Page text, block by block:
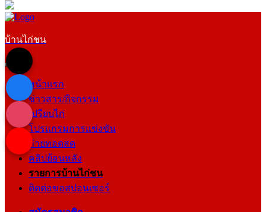
บ้านไก่ชน
หน้าแรก
ข่าวสาร/กิจกรรม
เปรียบไก่
โปรแกรมการแข่งขัน
ถ่ายทอดสด
คลิปย้อนหลัง
รายการบ้านไก่ชน
ติดต่อขอสปอนเซอร์